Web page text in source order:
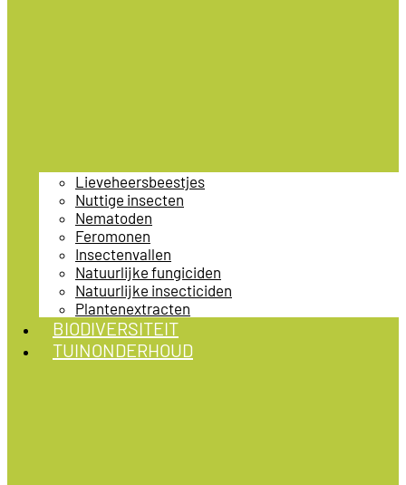
Lieveheersbeestjes
Nuttige insecten
Nematoden
Feromonen
Insectenvallen
Natuurlijke fungiciden
Natuurlijke insecticiden
Plantenextracten
BIODIVERSITEIT
TUINONDERHOUD